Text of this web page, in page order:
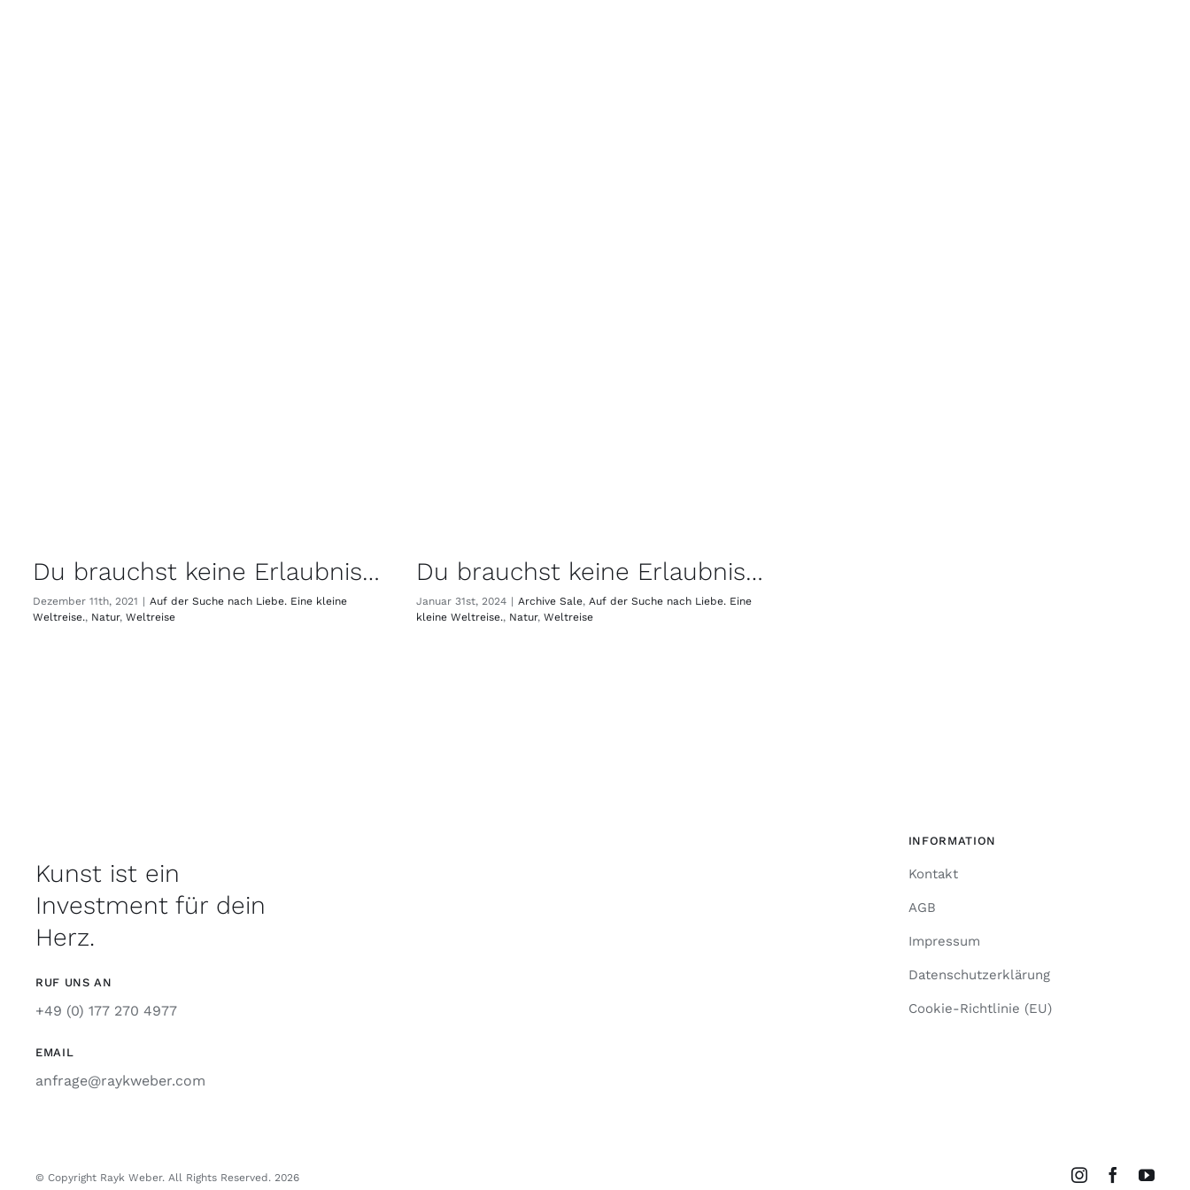
Du brauchst keine Erlaubnis…
Dezember 11th, 2021 | Auf der Suche nach Liebe. Eine kleine
Weltreise., Natur, Weltreise
Du brauchst keine Erlaubnis…
Januar 31st, 2024 | Archive Sale,Auf der Suche nach Liebe. Eine
kleine Weltreise., Natur,Weltreise
Kunst ist ein
Investment für dein
Herz.
RUF UNS AN
+49 (0) 177 270 4977
EMAIL
anfrage@raykweber.com
INFORMATION
Kontakt
AGB
Impressum
Datenschutzerklärung
Cookie-Richtlinie (EU)
© Copyright Rayk Weber. All Rights Reserved. 2026